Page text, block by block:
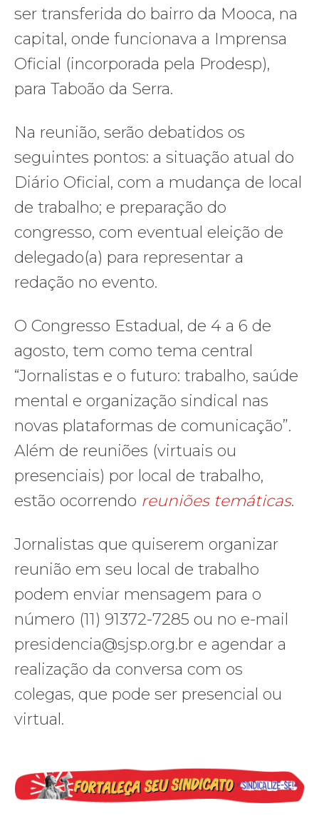
ser transferida do bairro da Mooca, na
capital, onde funcionava a Imprensa
Oficial (incorporada pela Prodesp),
para Taboão da Serra.
Na reunião, serão debatidos os
seguintes pontos: a situação atual do
Diário Oficial, com a mudança de local
de trabalho; e preparação do
congresso, com eventual eleição de
delegado(a) para representar a
redação no evento.
O Congresso Estadual, de 4 a 6 de
agosto, tem como tema central
“Jornalistas e o futuro: trabalho, saúde
mental e organização sindical nas
novas plataformas de comunicação”.
Além de reuniões (virtuais ou
presenciais) por local de trabalho,
estão ocorrendo reuniões temáticas.
Jornalistas que quiserem organizar
reunião em seu local de trabalho
podem enviar mensagem para o
número (11) 91372-7285 ou no e-mail
presidencia@sjsp.org.br e agendar a
realização da conversa com os
colegas, que pode ser presencial ou
virtual.